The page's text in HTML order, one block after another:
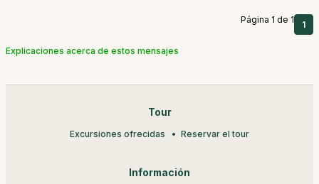
Página 1 de 1 1
Explicaciones acerca de estos mensajes
Tour
Excursiones ofrecidas Reservar el tour
Información